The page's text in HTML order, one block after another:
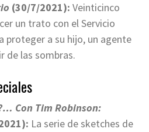
(30/7/2021): Veinticinco
un trato con el Servicio
proteger a su hijo, un agente
de las sombras.
Con Tim Robinson:
La serie de sketches de